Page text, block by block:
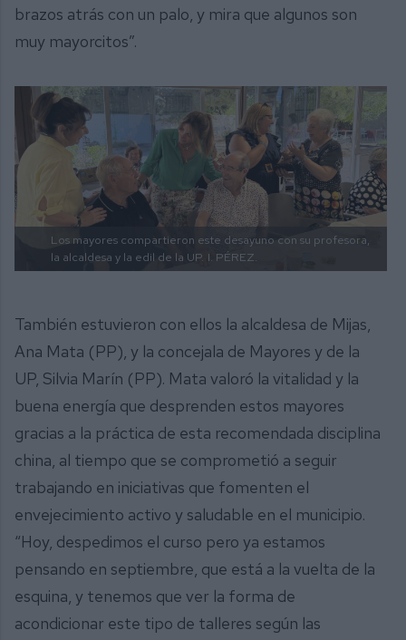
brazos atrás con un palo, y mira que algunos son
muy mayorcitos”.
Los mayores compartieron este desayuno con su profesora,
la alcaldesa y la edil de la UP. I. PÉREZ.
También estuvieron con ellos la alcaldesa de Mijas,
Ana Mata (PP), y la concejala de Mayores y de la
UP, Silvia Marín (PP). Mata valoró la vitalidad y la
buena energía que desprenden estos mayores
gracias a la práctica de esta recomendada disciplina
china, al tiempo que se comprometió a seguir
trabajando en iniciativas que fomenten el
envejecimiento activo y saludable en el municipio.
“Hoy, despedimos el curso pero ya estamos
pensando en septiembre, que está a la vuelta de la
esquina, y tenemos que ver la forma de
acondicionar este tipo de talleres según las